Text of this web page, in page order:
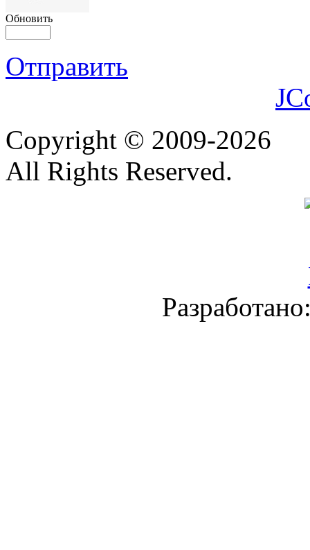
Обновить
Отправить
Copyright © 2009-2026
All Rights Reserved.